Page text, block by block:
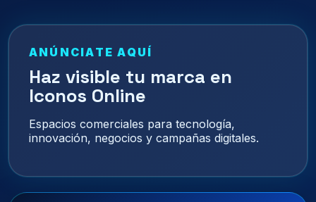
ANÚNCIATE AQUÍ
Haz visible tu marca en
Iconos Online
Espacios comerciales para tecnología,
innovación, negocios y campañas digitales.